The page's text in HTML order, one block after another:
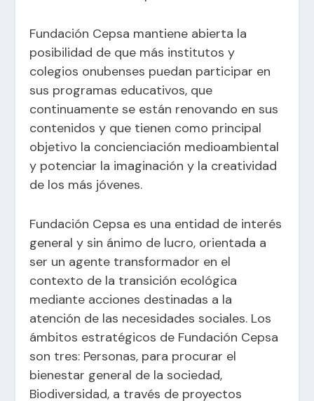
Fundación Cepsa mantiene abierta la
posibilidad de que más institutos y
colegios onubenses puedan participar en
sus programas educativos, que
continuamente se están renovando en sus
contenidos y que tienen como principal
objetivo la concienciación medioambiental
y potenciar la imaginación y la creatividad
de los más jóvenes.
Fundación Cepsa es una entidad de interés
general y sin ánimo de lucro, orientada a
ser un agente transformador en el
contexto de la transición ecológica
mediante acciones destinadas a la
atención de las necesidades sociales. Los
ámbitos estratégicos de Fundación Cepsa
son tres: Personas, para procurar el
bienestar general de la sociedad,
Biodiversidad, a través de proyectos